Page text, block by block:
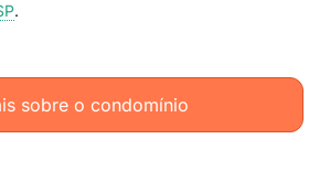
.
sobre o condomínio